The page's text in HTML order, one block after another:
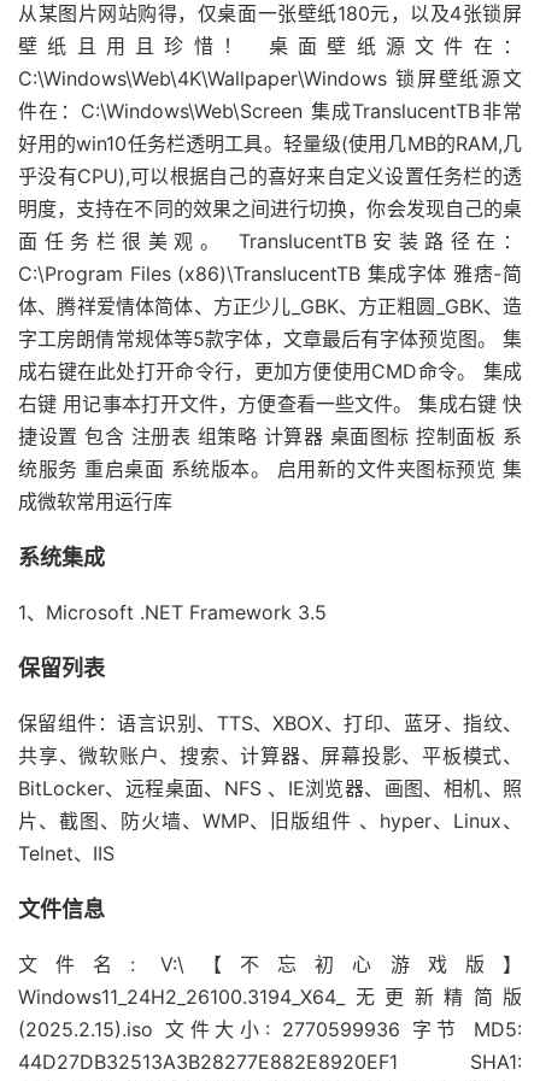
从某图片网站购得，仅桌面一张壁纸180元，以及4张锁屏
壁纸且用且珍惜！ 桌面壁纸源文件在：
C:\Windows\Web\4K\Wallpaper\Windows 锁屏壁纸源文
件在：C:\Windows\Web\Screen 集成TranslucentTB非常
好用的win10任务栏透明工具。轻量级(使用几MB的RAM,几
乎没有CPU),可以根据自己的喜好来自定义设置任务栏的透
明度，支持在不同的效果之间进行切换，你会发现自己的桌
面任务栏很美观。 TranslucentTB安装路径在：
C:\Program Files (x86)\TranslucentTB 集成字体 雅痞-简
体、腾祥爱情体简体、方正少儿_GBK、方正粗圆_GBK、造
字工房朗倩常规体等5款字体，文章最后有字体预览图。 集
成右键在此处打开命令行，更加方便使用CMD命令。 集成
右键 用记事本打开文件，方便查看一些文件。 集成右键 快
捷设置 包含 注册表 组策略 计算器 桌面图标 控制面板 系
统服务 重启桌面 系统版本。 启用新的文件夹图标预览 集
成微软常用运行库
系统集成
1、Microsoft .NET Framework 3.5
保留列表
保留组件：语言识别、TTS、XBOX、打印、蓝牙、指纹、
共享、微软账户、搜索、计算器、屏幕投影、平板模式、
BitLocker、远程桌面、NFS 、IE浏览器、画图、相机、照
片、截图、防火墙、WMP、旧版组件 、hyper、Linux、
Telnet、IIS
文件信息
文件名: V:\【不忘初心游戏版】
Windows11_24H2_26100.3194_X64_无更新精简版
(2025.2.15).iso 文件大小: 2770599936 字节 MD5:
44D27DB32513A3B28277E882E8920EF1 SHA1: